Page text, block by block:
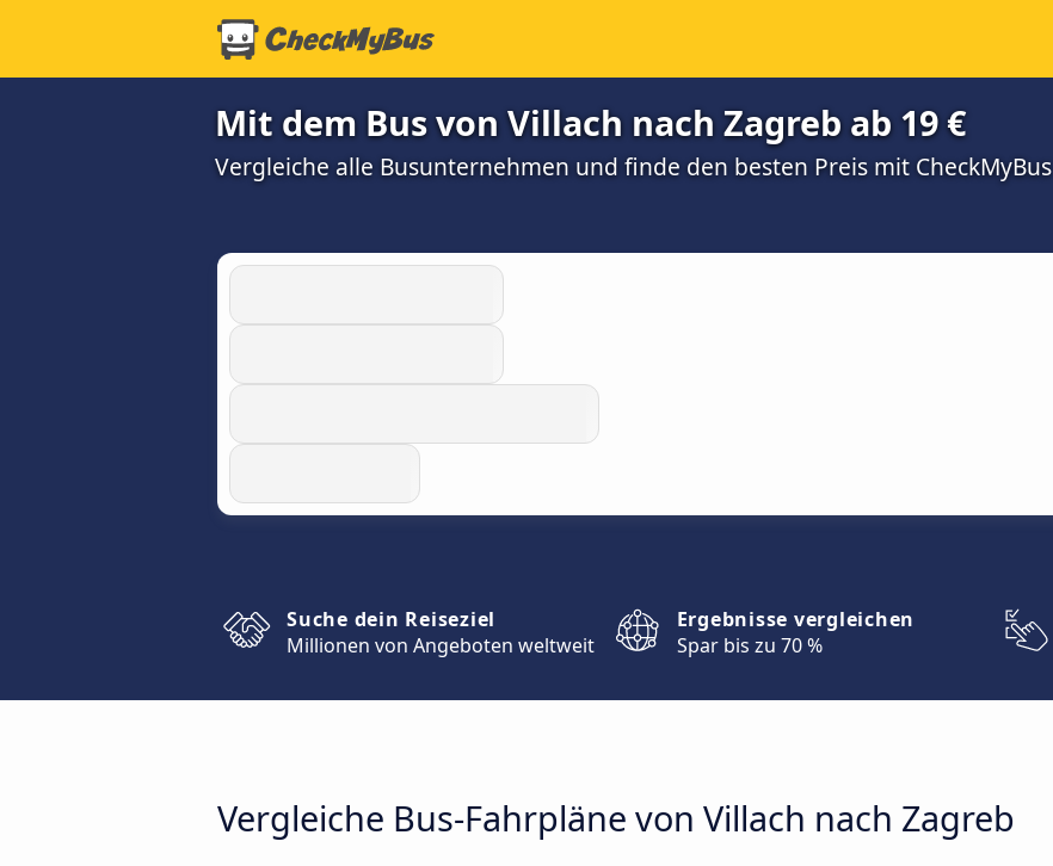
Mit dem Bus von Villach nach Zagreb ab 19 €
Vergleiche alle Busunternehmen und finde den besten Preis mit CheckMyBus
Suche dein Reiseziel
Millionen von Angeboten weltweit
Ergebnisse vergleichen
Spar bis zu 70 %
Vergleiche Bus-Fahrpläne von Villach nach Zagreb